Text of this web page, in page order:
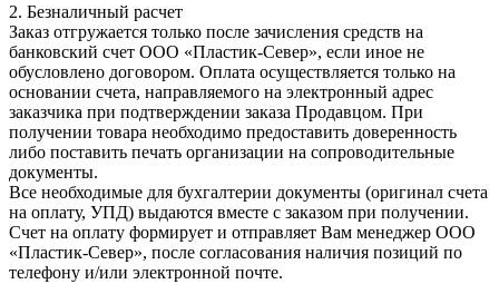
2. Безналичный расчет
Заказ отгружается только после зачисления средств на
банковский счет ООО «Пластик-Север», если иное не
обусловлено договором. Оплата осуществляется только на
основании счета, направляемого на электронный адрес
заказчика при подтверждении заказа Продавцом. При
получении товара необходимо предоставить доверенность
либо поставить печать организации на сопроводительные
документы.
Все необходимые для бухгалтерии документы (оригинал счета
на оплату, УПД) выдаются вместе с заказом при получении.
Счет на оплату формирует и отправляет Вам менеджер ООО
«Пластик-Север», после согласования наличия позиций по
телефону и/или электронной почте.